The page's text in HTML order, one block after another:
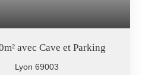
avec Cave et Parking
Lyon 69003